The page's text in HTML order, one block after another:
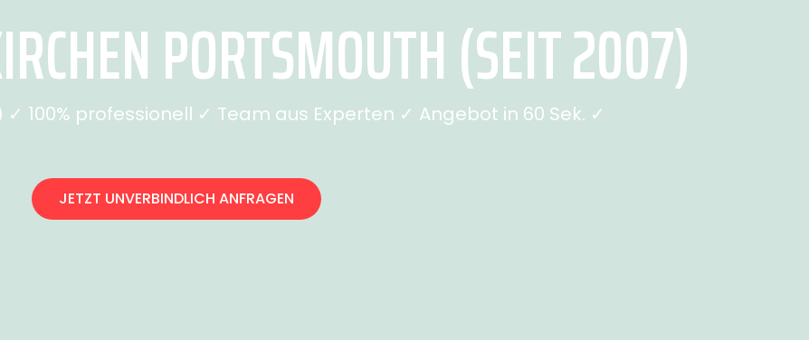
PORTSMOUTH (SEIT 2007)
100% professionell ✓ Team aus Experten ✓ Angebot in 60 Sek. ✓
JETZT UNVERBINDLICH ANFRAGEN